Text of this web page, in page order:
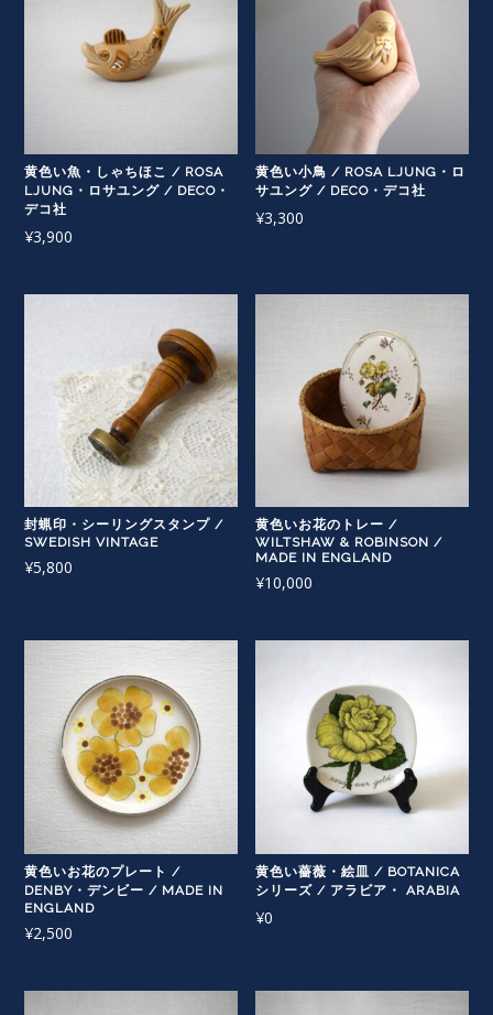
黄色い魚・しゃちほこ / ROSA
LJUNG・ロサユング / DECO・
デコ社
¥3,900
黄色い小鳥 / ROSA LJUNG・ロ
サユング / DECO・デコ社
¥3,300
封蝋印・シーリングスタンプ /
SWEDISH VINTAGE
¥5,800
黄色いお花のトレー /
WILTSHAW & ROBINSON /
MADE IN ENGLAND
¥10,000
黄色いお花のプレート /
DENBY・デンビー / MADE IN
ENGLAND
¥2,500
黄色い薔薇・絵皿 / BOTANICA
シリーズ / アラビア・ ARABIA
¥0